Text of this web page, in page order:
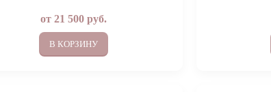
от21 500 руб.
В КОРЗИНУ